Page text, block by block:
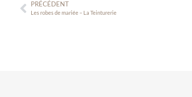
PRÉCÉDENT
Les robes de mariée – La Teinturerie